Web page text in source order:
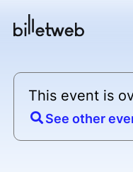
This event is
See other